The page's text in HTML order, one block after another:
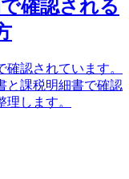
確認される
認されています。
と課税明細書で確認
します。